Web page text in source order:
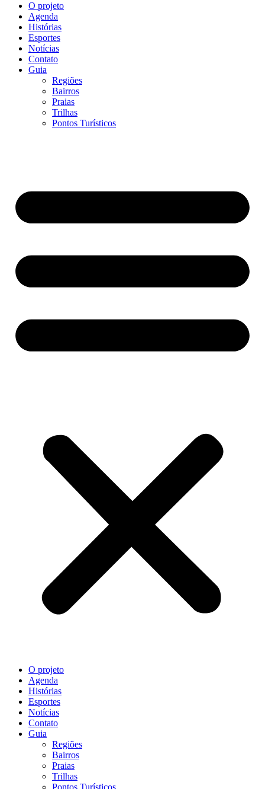
O projeto
Agenda
Histórias
Esportes
Notícias
Contato
Guia
Regiões
Bairros
Praias
Trilhas
Pontos Turísticos
O projeto
Agenda
Histórias
Esportes
Notícias
Contato
Guia
Regiões
Bairros
Praias
Trilhas
Pontos Turísticos